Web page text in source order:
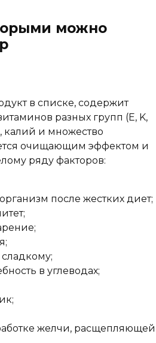
можно
в списке, содержит
разных групп (E, K,
калий и множество
очищающим эффектом и
ряду факторов:
после жестких диет;
в углеводах;
желчи, расщепляющей